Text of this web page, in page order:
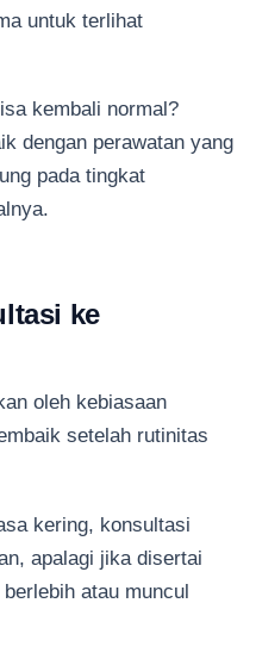
untuk terlihat
kembali normal?
dengan perawatan yang
pada tingkat
ke
oleh kebiasaan
setelah rutinitas
kering, konsultasi
apalagi jika disertai
atau muncul